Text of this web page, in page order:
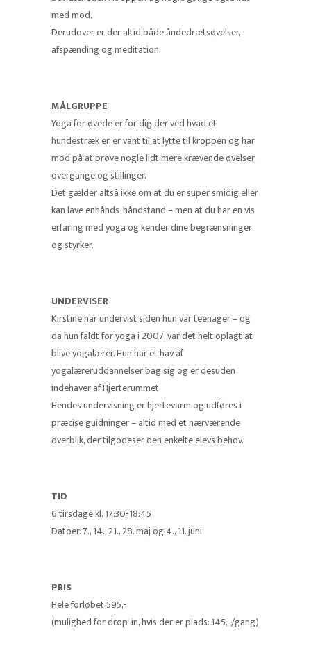
med mod.
Derudover er der altid både åndedrætsøvelser,
afspænding og meditation.
MÅLGRUPPE
Yoga for øvede er for dig der ved hvad et
hundestræk er, er vant til at lytte til kroppen og har
mod på at prøve nogle lidt mere krævende øvelser,
overgange og stillinger.
Det gælder altså ikke om at du er super smidig eller
kan lave enhånds-håndstand – men at du har en vis
erfaring med yoga og kender dine begrænsninger
og styrker.
UNDERVISER
Kirstine har undervist siden hun var teenager – og
da hun faldt for yoga i 2007, var det helt oplagt at
blive yogalærer. Hun har et hav af
yogalæreruddannelser bag sig og er desuden
indehaver af Hjerterummet.
Hendes undervisning er hjertevarm og udføres i
præcise guidninger – altid med et nærværende
overblik, der tilgodeser den enkelte elevs behov.
TID
6 tirsdage kl. 17:30-18:45
Datoer: 7., 14., 21., 28. maj og 4., 11. juni
PRIS
Hele forløbet 595,-
(mulighed for drop-in, hvis der er plads: 145,-/gang)